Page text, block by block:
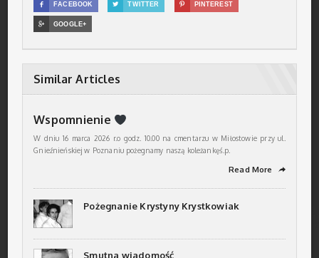
 FACEBOOK  TWITTER  PINTEREST
 GOOGLE+
Similar Articles
Wspomnienie
W dniu 16 marca 2026 r.o godz. 10.00 na cmentarzu w Miłostowie przy ul.
Gnieźnieńskiej w Poznaniu pożegnamy naszą koleżankęś.p.
Read More ➦
Pożegnanie Krystyny Krystkowiak
Smutna wiadomość